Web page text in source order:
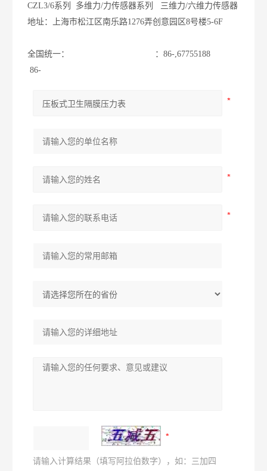
CZL3/6系列 多维力/力传感器系列 三维力/六维力传感器
地址：上海市松江区南乐路1276弄创意园区8号楼5-6F
全国统一：
：86-,67755188
86-
请输入计算结果（填写阿拉伯数字），如：三加四